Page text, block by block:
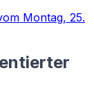
Montag, 25.